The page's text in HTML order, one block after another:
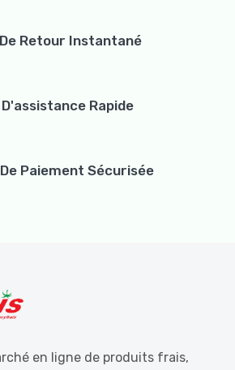
Retour Instantané
Rapide
Paiement Sécurisée
en ligne de produits frais,